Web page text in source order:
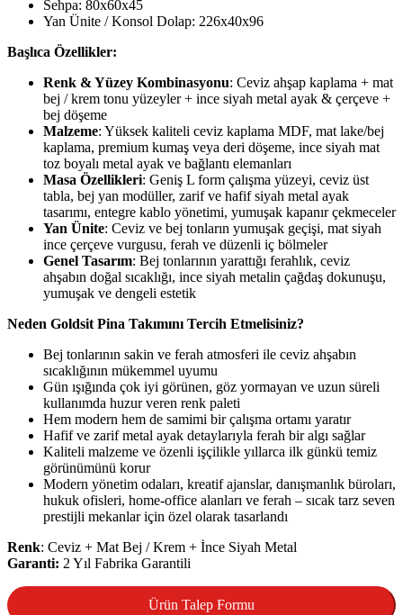
Sehpa: 80x60x45
Yan Ünite / Konsol Dolap: 226x40x96
Başlıca Özellikler:
Renk & Yüzey Kombinasyonu: Ceviz ahşap kaplama + mat
bej / krem tonu yüzeyler + ince siyah metal ayak & çerçeve +
bej döşeme
Malzeme: Yüksek kaliteli ceviz kaplama MDF, mat lake/bej
kaplama, premium kumaş veya deri döşeme, ince siyah mat
toz boyalı metal ayak ve bağlantı elemanları
Masa Özellikleri: Geniş L form çalışma yüzeyi, ceviz üst
tabla, bej yan modüller, zarif ve hafif siyah metal ayak
tasarımı, entegre kablo yönetimi, yumuşak kapanır çekmeceler
Yan Ünite: Ceviz ve bej tonların yumuşak geçişi, mat siyah
ince çerçeve vurgusu, ferah ve düzenli iç bölmeler
Genel Tasarım: Bej tonlarının yarattığı ferahlık, ceviz
ahşabın doğal sıcaklığı, ince siyah metalin çağdaş dokunuşu,
yumuşak ve dengeli estetik
Neden Goldsit Pina Takımını Tercih Etmelisiniz?
Bej tonlarının sakin ve ferah atmosferi ile ceviz ahşabın
sıcaklığının mükemmel uyumu
Gün ışığında çok iyi görünen, göz yormayan ve uzun süreli
kullanımda huzur veren renk paleti
Hem modern hem de samimi bir çalışma ortamı yaratır
Hafif ve zarif metal ayak detaylarıyla ferah bir algı sağlar
Kaliteli malzeme ve özenli işçilikle yıllarca ilk günkü temiz
görünümünü korur
Modern yönetim odaları, kreatif ajanslar, danışmanlık büroları,
hukuk ofisleri, home-office alanları ve ferah – sıcak tarz seven
prestijli mekanlar için özel olarak tasarlandı
Renk: Ceviz + Mat Bej / Krem + İnce Siyah Metal
Garanti: 2 Yıl Fabrika Garantili
Ürün Talep Formu